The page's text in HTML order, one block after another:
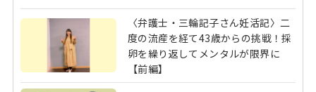
〈弁護士・三輪記子さん妊活記〉二
度の流産を経て43歳からの挑戦！採
卵を繰り返してメンタルが限界に
【前編】